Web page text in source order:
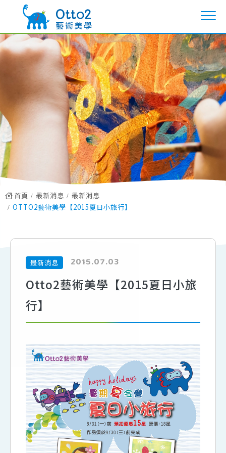
首頁 最新消息
最新消息
OTTO2藝術美學【2015夏日小旅行】
最新消息 2015.07.03
Otto2藝術美學【2015夏日小旅
行】